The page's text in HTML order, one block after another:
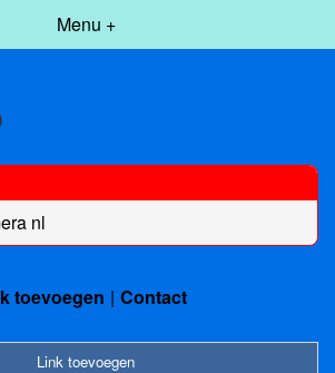
Menu +
nl
toevoegen Contact
Link toevoegen